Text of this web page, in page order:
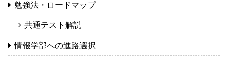
勉強法・ロードマップ
共通テスト解説
情報学部への進路選択